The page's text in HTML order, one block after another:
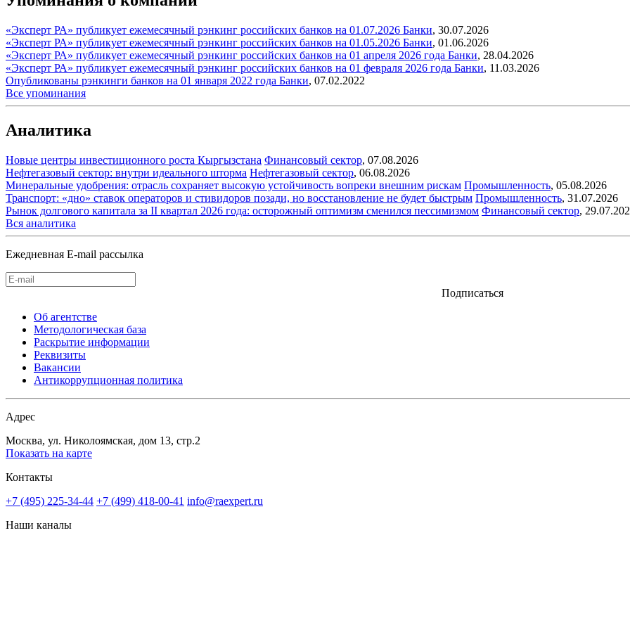
«Эксперт РА» публикует ежемесячный рэнкинг российских банков на 01.07.2026 Банки, 30.07.2026
«Эксперт РА» публикует ежемесячный рэнкинг российских банков на 01.05.2026 Банки, 01.06.2026
«Эксперт РА» публикует ежемесячный рэнкинг российских банков на 01 апреля 2026 года Банки, 28.04.2026
«Эксперт РА» публикует ежемесячный рэнкинг российских банков на 01 февраля 2026 года Банки, 11.03.2026
Опубликованы рэнкинги банков на 01 января 2022 года Банки, 07.02.2022
Все упоминания
Аналитика
Новые центры инвестиционного роста Кыргызстана Финансовый сектор, 07.08.2026
Нефтегазовый сектор: внутри идеального шторма Нефтегазовый сектор, 06.08.2026
Минеральные удобрения: отрасль сохраняет высокую устойчивость вопреки внешним рискам Промышленность, 05.08.2026
Транспорт: «дно» ставок операторов и стивидоров позади, но восстановление не будет быстрым Промышленность, 31.07.2026
Рынок долгового капитала за II квартал 2026 года: осторожный оптимизм сменился пессимизмом Финансовый сектор,
Вся аналитика
Ежедневная E-mail рассылка
Подписаться
Об агентстве
Методологическая база
Раскрытие информации
Реквизиты
Вакансии
Антикоррупционная политика
Адрес
Москва, ул. Николоямская, дом 13, стр.2
Показать на карте
Контакты
+7 (495) 225-34-44 +7 (499) 418-00-41 info@raexpert.ru
Наши каналы